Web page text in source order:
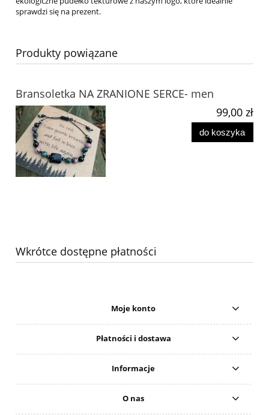
sprawdzi się na prezent.
Produkty powiązane
Bransoletka NA ZRANIONE SERCE- men
99,00 zł
do koszyka
Wkrótce dostępne płatności
Moje konto
Płatności i dostawa
Informacje
O nas